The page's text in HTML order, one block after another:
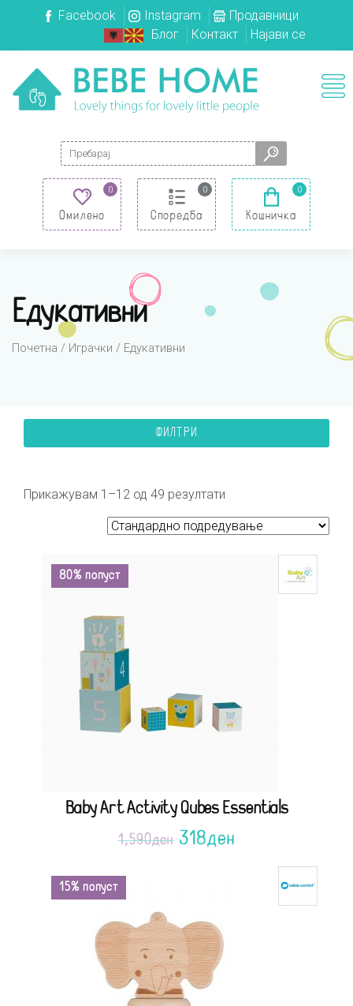
Facebook Instagram
Продавници
Блог
Контакт Најави се
Search for:
0
Омилено
0
Споредба
0
Кошничка
Едукативни
Почетна / Играчки / Едукативни
ФИЛТРИ
Прикажувам 1–12 од 49 резултати
80% попуст
Baby Art Activity Qubes Essentials
1,590ден 318ден
15% попуст